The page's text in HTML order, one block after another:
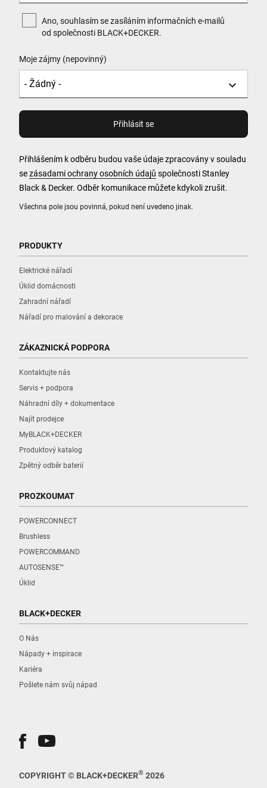
Všechna pole jsou povinná, pokud není uvedeno jinak.
Ano, souhlasím se zasíláním informačních e-mailů
od společnosti BLACK+DECKER.
Moje zájmy (nepovinný)
Přihlášením k odběru budou vaše údaje zpracovány v souladu
sezásadami ochrany osobních údajů společnosti Stanley
Black & Decker. Odběr komunikace můžete kdykoli zrušit.
PRODUKTY
Elektrické nářadí
Úklid domácnosti
Zahradní nářadí
Nářadí pro malování a dekorace
ZÁKAZNICKÁ PODPORA
Kontaktujte nás
Servis + podpora
Náhradní díly + dokumentace
Najít prodejce
MyBLACK+DECKER
Produktový katalog
Zpětný odběr baterií
PROZKOUMAT
POWERCONNECT
Brushless
POWERCOMMAND
AUTOSENSE™
Úklid
BLACK+DECKER
O Nás
Nápady + inspirace
Kariéra
Pošlete nám svůj nápad
COPYRIGHT © BLACK+DECKER® 2026